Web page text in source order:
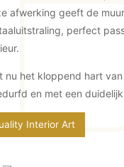
afwerking geeft de
perfect
nu het kloppend hart
en met een
Interior Art